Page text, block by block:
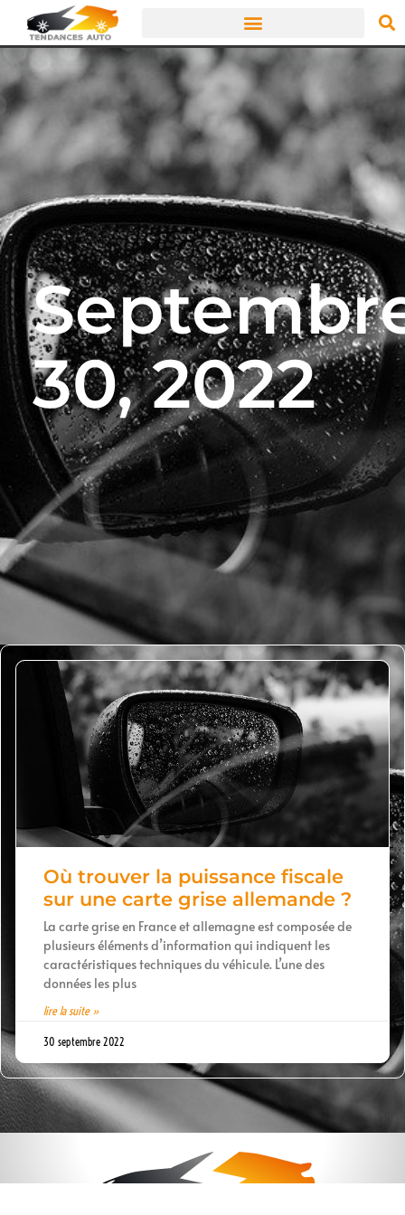
30, 2022
Où trouver la puissance fiscale
sur une carte grise allemande ?
La carte grise en France et allemagne est composée de
plusieurs éléments d’information qui indiquent les
caractéristiques techniques du véhicule. L’une des
données les plus
lire la suite »
30 septembre 2022